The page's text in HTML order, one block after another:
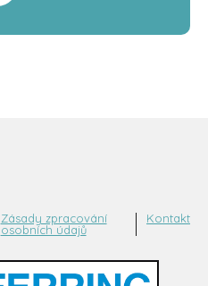
Zásady zpracování
osobních údajů
Kontakt